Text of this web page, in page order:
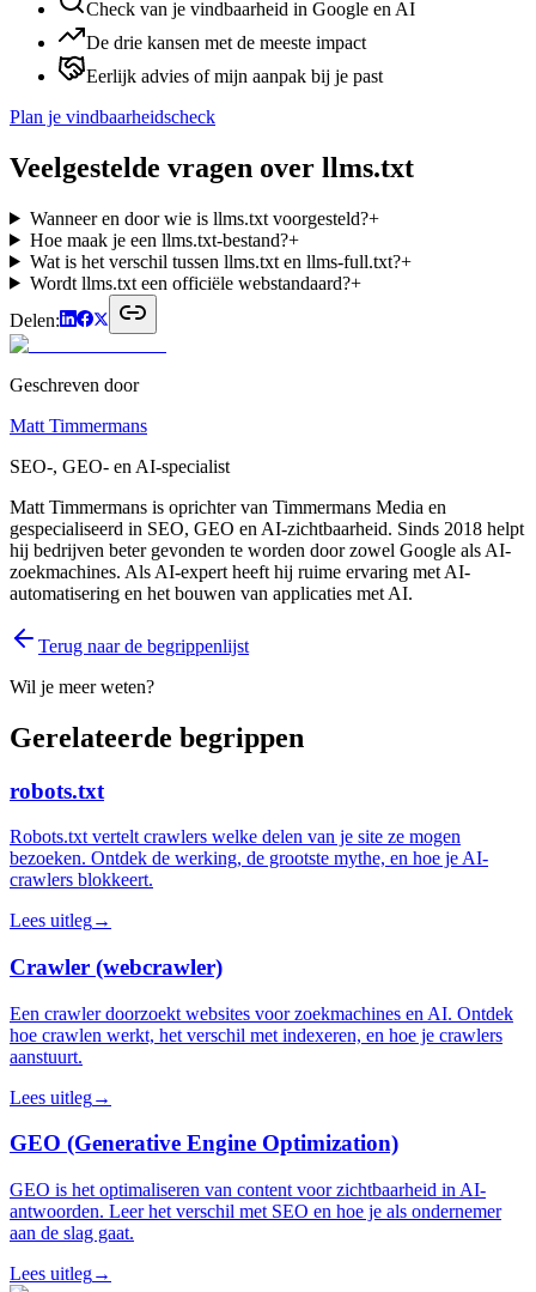
Check van je vindbaarheid in Google en AI
De drie kansen met de meeste impact
Eerlijk advies of mijn aanpak bij je past
Plan je vindbaarheidscheck
Veelgestelde vragen over llms.txt
Wanneer en door wie is llms.txt voorgesteld?+
Hoe maak je een llms.txt-bestand?+
Wat is het verschil tussen llms.txt en llms-full.txt?+
Wordt llms.txt een officiële webstandaard?+
Delen:
Geschreven door
Matt Timmermans
SEO-, GEO- en AI-specialist
Matt Timmermans is oprichter van Timmermans Media en
gespecialiseerd in SEO, GEO en AI-zichtbaarheid. Sinds 2018 helpt
hij bedrijven beter gevonden te worden door zowel Google als AI-
zoekmachines. Als AI-expert heeft hij ruime ervaring met AI-
automatisering en het bouwen van applicaties met AI.
Terug naar de begrippenlijst
Wil je meer weten?
Gerelateerde begrippen
robots.txt
Robots.txt vertelt crawlers welke delen van je site ze mogen
bezoeken. Ontdek de werking, de grootste mythe, en hoe je AI-
crawlers blokkeert.
Lees uitleg→
Crawler (webcrawler)
Een crawler doorzoekt websites voor zoekmachines en AI. Ontdek
hoe crawlen werkt, het verschil met indexeren, en hoe je crawlers
aanstuurt.
Lees uitleg→
GEO (Generative Engine Optimization)
GEO is het optimaliseren van content voor zichtbaarheid in AI-
antwoorden. Leer het verschil met SEO en hoe je als ondernemer
aan de slag gaat.
Lees uitleg→